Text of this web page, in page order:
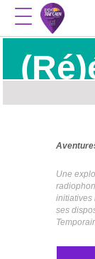
Une
initiatives
ses